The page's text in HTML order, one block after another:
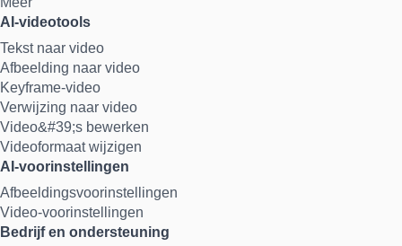
AI-videotools
Tekst naar video
Afbeelding naar video
Keyframe-video
Verwijzing naar video
Video&#39;s bewerken
Videoformaat wijzigen
AI-voorinstellingen
Afbeeldingsvoorinstellingen
Video-voorinstellingen
Bedrijf en ondersteuning